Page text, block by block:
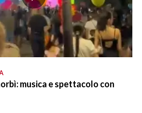
musica e spettacolo con